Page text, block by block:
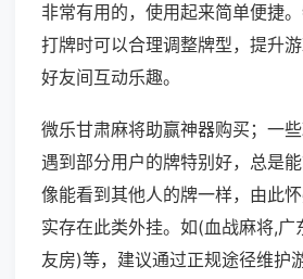
非常有用的，使用起来简单便捷
打牌时可以合理调整牌型，提升
好友间互动乐趣。
微乐甘肃麻将助赢神器购买；一
遇到部分用户的牌特别好，总是
像能看到其他人的牌一样，由此
实存在此类外挂。如(血战麻将,广
友房)等，建议通过正规途径维护